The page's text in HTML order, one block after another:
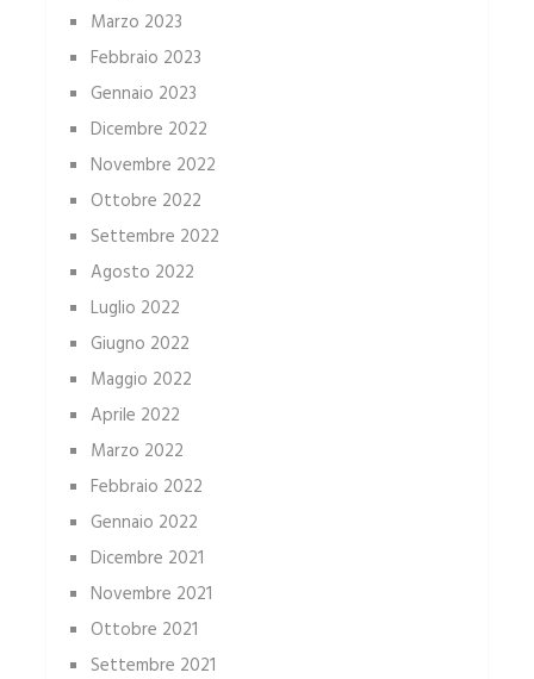
Marzo 2023
Febbraio 2023
Gennaio 2023
Dicembre 2022
Novembre 2022
Ottobre 2022
Settembre 2022
Agosto 2022
Luglio 2022
Giugno 2022
Maggio 2022
Aprile 2022
Marzo 2022
Febbraio 2022
Gennaio 2022
Dicembre 2021
Novembre 2021
Ottobre 2021
Settembre 2021